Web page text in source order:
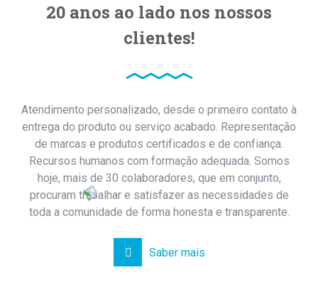
20 anos ao lado nos nossos
clientes!
Atendimento personalizado, desde o primeiro contato à
entrega do produto ou serviço acabado. Representação
de marcas e produtos certificados e de confiança.
Recursos humanos com formação adequada. Somos
hoje, mais de 30 colaboradores, que em conjunto,
procuram trabalhar e satisfazer as necessidades de
toda a comunidade de forma honesta e transparente.
Saber mais